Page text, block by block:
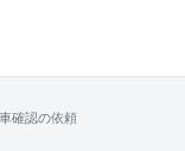
確認の依頼